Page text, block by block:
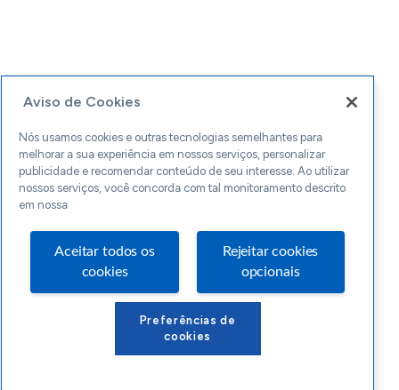
Aviso de Cookies
Nós usamos cookies e outras tecnologias semelhantes para
melhorar a sua experiência em nossos serviços, personalizar
publicidade e recomendar conteúdo de seu interesse. Ao utilizar
nossos serviços, você concorda com tal monitoramento descrito
em nossa
Aceitar todos os
cookies
Rejeitar cookies
opcionais
Preferências de
cookies